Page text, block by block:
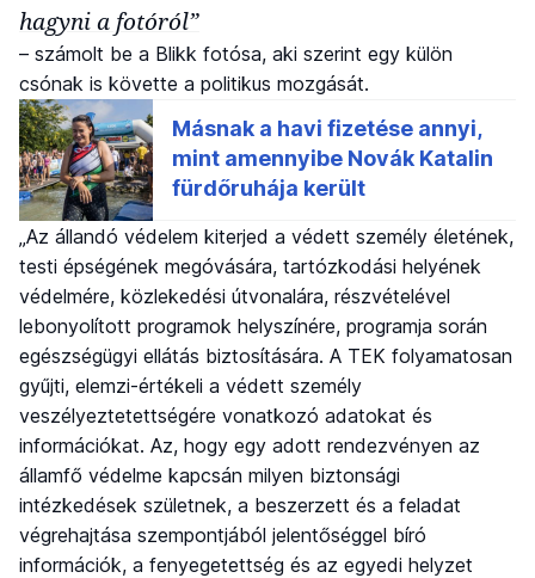
hagyni a fotóról”
– számolt be a Blikk fotósa, aki szerint egy külön
csónak is követte a politikus mozgását.
„Az állandó védelem kiterjed a védett személy életének,
testi épségének megóvására, tartózkodási helyének
védelmére, közlekedési útvonalára, részvételével
lebonyolított programok helyszínére, programja során
egészségügyi ellátás biztosítására. A TEK folyamatosan
gyűjti, elemzi-értékeli a védett személy
veszélyeztetettségére vonatkozó adatokat és
információkat. Az, hogy egy adott rendezvényen az
államfő védelme kapcsán milyen biztonsági
intézkedések születnek, a beszerzett és a feladat
végrehajtása szempontjából jelentőséggel bíró
információk, a fenyegetettség és az egyedi helyzet